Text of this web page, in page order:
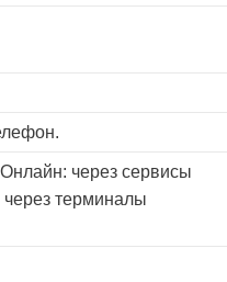
через сервисы
терминалы